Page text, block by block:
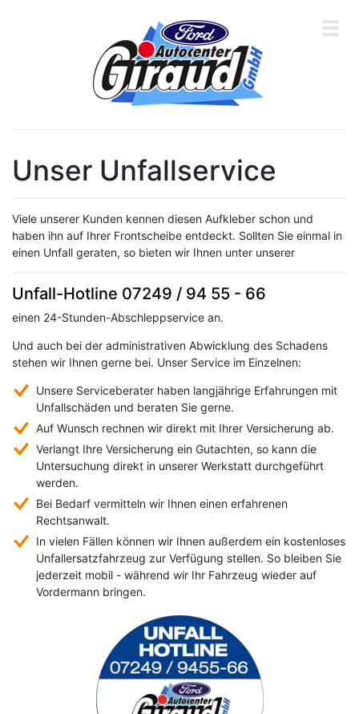
uns
&
Service
&
Fahrzeuge
Jobs
&
Karriere
Unser Unfallservice
Viele unserer Kunden kennen diesen Aufkleber schon und
haben ihn auf Ihrer Frontscheibe entdeckt. Sollten Sie einmal in
einen Unfall geraten, so bieten wir Ihnen unter unserer
Unfall-Hotline 07249 / 94 55 - 66
einen 24-Stunden-Abschleppservice an.
Und auch bei der administrativen Abwicklung des Schadens
stehen wir Ihnen gerne bei. Unser Service im Einzelnen:
Unsere Serviceberater haben langjährige Erfahrungen mit
Unfallschäden und beraten Sie gerne.
Auf Wunsch rechnen wir direkt mit Ihrer Versicherung ab.
Verlangt Ihre Versicherung ein Gutachten, so kann die
Untersuchung direkt in unserer Werkstatt durchgeführt
werden.
Bei Bedarf vermitteln wir Ihnen einen erfahrenen
Rechtsanwalt.
In vielen Fällen können wir Ihnen außerdem ein kostenloses
Unfallersatzfahrzeug zur Verfügung stellen. So bleiben Sie
jederzeit mobil - während wir Ihr Fahrzeug wieder auf
Vordermann bringen.